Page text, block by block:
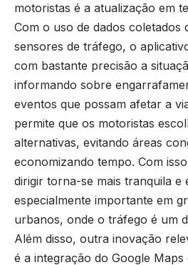
motoristas é a atualização em
Com o uso de dados coletados
sensores de tráfego, o
com bastante precisão a
informando sobre
eventos que possam afetar a
permite que os motoristas
alternativas, evitando áreas
economizando tempo. Com
dirigir torna-se mais tranquila e
especialmente importante em
urbanos, onde o tráfego é um
Além disso, outra inovação
é a integração do Google Maps